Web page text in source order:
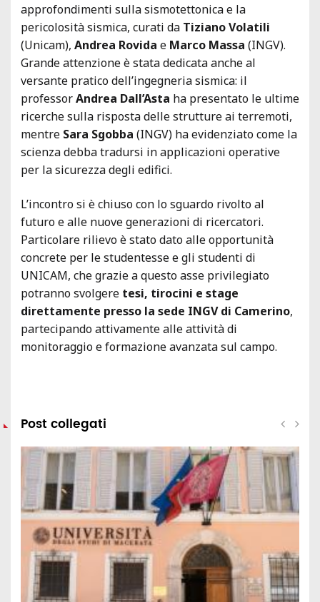
approfondimenti sulla sismotettonica e la
pericolosità sismica, curati da Tiziano Volatili
(Unicam), Andrea Rovida e Marco Massa (INGV).
Grande attenzione è stata dedicata anche al
versante pratico dell’ingegneria sismica: il
professorAndrea Dall’Asta ha presentato le ultime
ricerche sulla risposta delle strutture ai terremoti,
mentre Sara Sgobba (INGV) ha evidenziato come la
scienza debba tradursi in applicazioni operative
per la sicurezza degli edifici.
L’incontro si è chiuso con lo sguardo rivolto al
futuro e alle nuove generazioni di ricercatori.
Particolare rilievo è stato dato alle opportunità
concrete per le studentesse e gli studenti di
UNICAM, che grazie a questo asse privilegiato
potranno svolgere tesi, tirocini e stage
direttamente presso la sede INGV di Camerino,
partecipando attivamente alle attività di
monitoraggio e formazione avanzata sul campo.
Post collegati